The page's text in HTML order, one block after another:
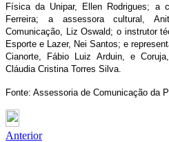
Física da Unipar, Ellen Rodrigues; a
Ferreira; a assessora cultural,
Comunicação, Liz Oswald; o instrutor
Esporte e Lazer, Nei Santos; e
Cianorte, Fábio Luiz Arduin, e
Cláudia Cristina Torres Silva.
Fonte: Assessoria de Comunicação da
Anterior